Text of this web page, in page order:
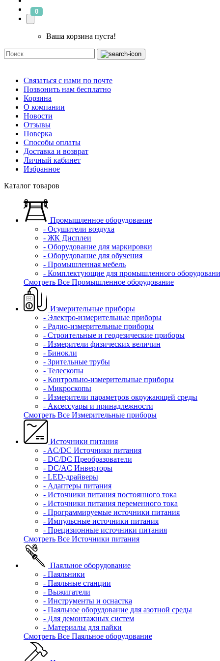
0
Ваша корзина пуста!
Связаться с нами по почте
Позвонить нам бесплатно
Корзина
О компании
Новости
Отзывы
Поверка
Способы оплаты
Доставка и возврат
Личный кабинет
Избранное
Каталог товаров
Промышленное оборудование
- Осушители воздуха
- ЖК Дисплеи
- Оборудование для маркировки
- Оборудование для обучения
- Промышленная мебель
- Комплектующие для промышленного
Смотреть Все Промышленное оборудование
Измерительные приборы
- Электро-измерительные приборы
- Радио-измерительные приборы
- Строительные и геодезические приборы
- Измерители физических величин
- Бинокли
- Зрительные трубы
- Телескопы
- Контрольно-измерительные приборы
- Микроскопы
- Измерители параметров окружающей среды
- Аксессуары и принадлежности
Смотреть Все Измерительные приборы
Источники питания
- AC/DC Источники питания
- DC/DC Преобразователи
- DC/AC Инверторы
- LED-драйверы
- Адаптеры питания
- Источники питания постоянного тока
- Источники питания переменного тока
- Программируемые источники питания
- Импульсные источники питания
- Прецизионные источники питания
Смотреть Все Источники питания
Паяльное оборудование
- Паяльники
- Паяльные станции
- Выжигатели
- Инструменты и оснастка
- Паяльное оборудование для азотной среды
- Для демонтажных систем
- Материалы для пайки
Смотреть Все Паяльное оборудование